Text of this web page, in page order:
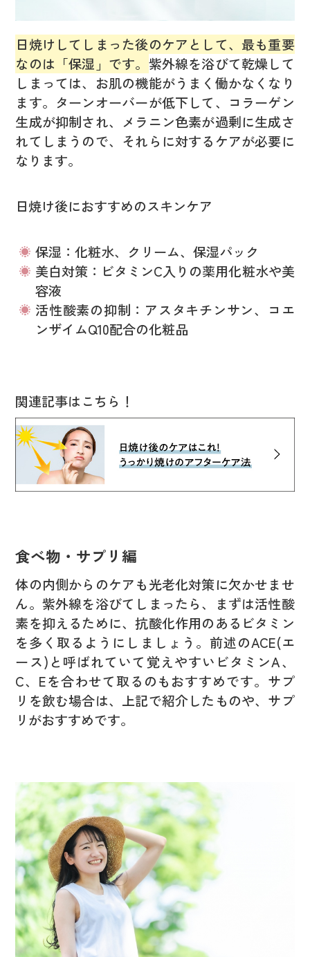
日焼けしてしまった後のケアとして、最も重要
なのは「保湿」です。 紫外線を浴びて乾燥して
しまっては、お肌の機能がうまく働かなくなり
ます。ターンオーバーが低下して、コラーゲン
生成が抑制され、メラニン色素が過剰に生成さ
れてしまうので、それらに対するケアが必要に
なります。
日焼け後におすすめのスキンケア
保湿：化粧水、クリーム、保湿パック
美白対策：ビタミンC入りの薬用化粧水や美
容液
活性酸素の抑制：アスタキチンサン、コエ
ンザイムQ10配合の化粧品
関連記事はこちら！
食べ物・サプリ編
体の内側からのケアも光老化対策に欠かせませ
ん。紫外線を浴びてしまったら、まずは活性酸
素を抑えるために、抗酸化作用のあるビタミン
を多く取るようにしましょう。前述のACE(エ
ース)と呼ばれていて覚えやすいビタミンA、
C、Eを合わせて取るのもおすすめです。サプ
リを飲む場合は、上記で紹介したものや、サプ
リがおすすめです。